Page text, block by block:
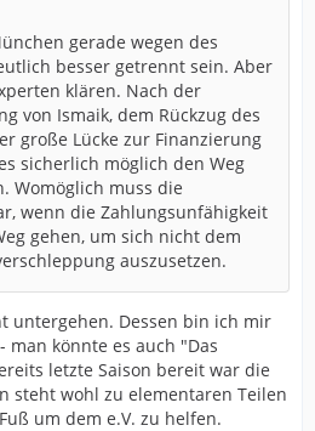
gerade wegen des
besser getrennt sein. Aber
klären. Nach der
von Ismaik, dem Rückzug des
große Lücke zur Finanzierung
sicherlich möglich den Weg
Womöglich muss die
wenn die Zahlungsunfähigkeit
gehen, um sich nicht dem
auszusetzen.
untergehen. Dessen bin ich mir
könnte es auch "Das
letzte Saison bereit war die
steht wohl zu elementaren Teilen
um dem e.V. zu helfen.